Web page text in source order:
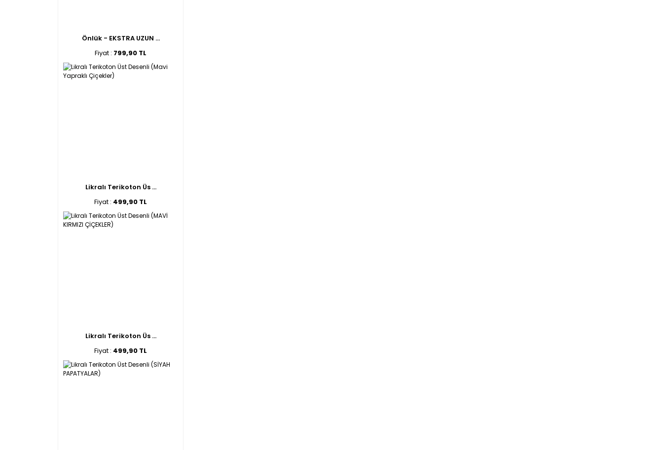
Önlük - EKSTRA UZUN ...
Fiyat : 799,90 TL
Likralı Terikoton Üs ...
Fiyat : 499,90 TL
Likralı Terikoton Üs ...
Fiyat : 499,90 TL